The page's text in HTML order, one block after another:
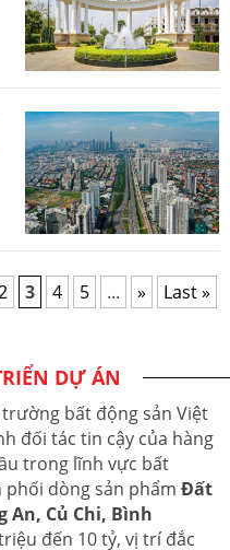
3 4 5 ... » Last »
DỰ ÁN
bất động sản Việt
đối tác tin cậy của hàng
trong lĩnh vực bất
phối dòng sản phẩm Đất
An, Củ Chi, Bình
đến 10 tỷ, vị trí đắc